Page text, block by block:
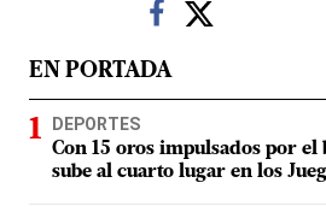
EN PORTADA
DEPORTES
Con 15 oros impulsados por el
sube al cuarto lugar en los